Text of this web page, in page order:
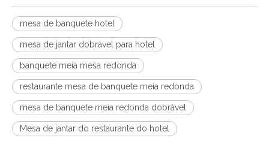
mesa de banquete hotel
mesa de jantar dobrável para hotel
banquete meia mesa redonda
restaurante mesa de banquete meia redonda
mesa de banquete meia redonda dobrável
Mesa de jantar do restaurante do hotel